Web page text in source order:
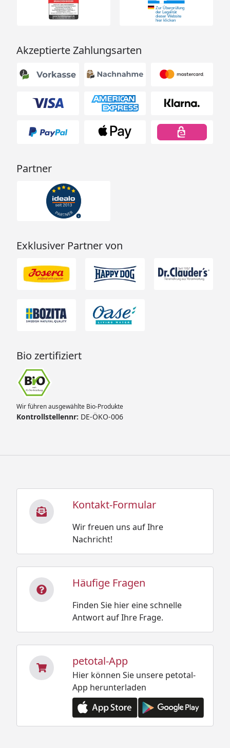
Akzeptierte Zahlungsarten
Partner
Exklusiver Partner von
Bio zertifiziert
Wir führen ausgewählte Bio-Produkte
Kontrollstellennr: DE-ÖKO-006
Kontakt-Formular
Wir freuen uns auf Ihre
Nachricht!
Häufige Fragen
Finden Sie hier eine schnelle
Antwort auf Ihre Frage.
petotal-App
Hier können Sie unsere petotal-
App herunterladen